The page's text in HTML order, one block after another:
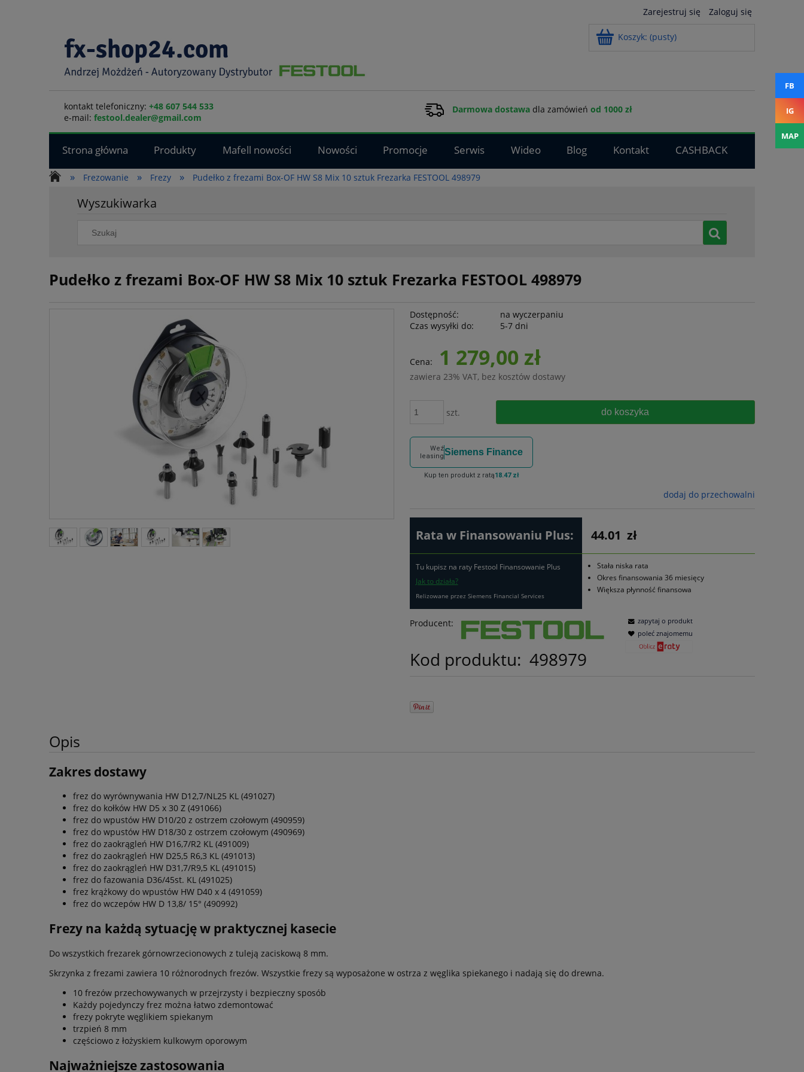
Zarejestruj się Zaloguj się
Koszyk: (pusty)
kontakt telefoniczny: +48 607 544 533
e-mail: festool.dealer@gmail.com
Darmowa dostawadla zamówień od 1000 zł
Strona główna Produkty Mafell nowości Nowości Promocje Serwis Wideo Blog Kontakt
CASHBACK
»
Frezowanie » Frezy » Pudełko z frezami Box-OF HW S8 Mix 10 sztuk Frezarka FESTOOL 498979
Wyszukiwarka
Pudełko z frezami Box-OF HW S8 Mix 10 sztuk Frezarka FESTOOL 498979
Dostępność:
na wyczerpaniu
Czas wysyłki do:
5-7 dni
Cena: 1 279,00 zł
zawiera 23% VAT, bez kosztów dostawy
szt. do koszyka
Weź
leasingSiemens Finance
Kup ten produkt z ratą18.47 zł
dodaj do przechowalni
Rata w Finansowaniu Plus: 44.01 zł
Tu kupisz na raty Festool Finansowanie Plus
Jak to działa?
Relizowane przez Siemens Financial Services
Stała niska rata
Okres finansowania 36 miesięcy
Większa płynność finansowa
Producent:
Kod produktu: 498979
zapytaj o produkt
poleć znajomemu
Opis
Zakres dostawy
frez do wyrównywania HW D12,7/NL25 KL (491027)
frez do kołków HW D5 x 30 Z (491066)
frez do wpustów HW D10/20 z ostrzem czołowym (490959)
frez do wpustów HW D18/30 z ostrzem czołowym (490969)
frez do zaokrągleń HW D16,7/R2 KL (491009)
frez do zaokrągleń HW D25,5 R6,3 KL (491013)
frez do zaokrągleń HW D31,7/R9,5 KL (491015)
frez do fazowania D36/45st. KL (491025)
frez krążkowy do wpustów HW D40 x 4 (491059)
frez do wczepów HW D 13,8/ 15° (490992)
Frezy na każdą sytuację w praktycznej kasecie
Do wszystkich frezarek górnowrzecionowych z tuleją zaciskową 8 mm.
Skrzynka z frezami zawiera 10 różnorodnych frezów. Wszystkie frezy są wyposażone w ostrza z węglika spiekanego i nadają się do drewna.
10 frezów przechowywanych w przejrzysty i bezpieczny sposób
Każdy pojedynczy frez można łatwo zdemontować
frezy pokryte węglikiem spiekanym
trzpień 8 mm
częściowo z łożyskiem kulkowym oporowym
Najważniejsze zastosowania
FB
IG
MAP